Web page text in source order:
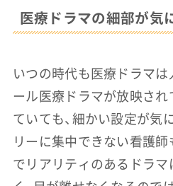
医療ドラマの細部が気
いつの時代も医療ドラマは
ール医療ドラマが放映され
ていても、細かい設定が気
リーに集中できない看護師
でリアリティのあるドラマ